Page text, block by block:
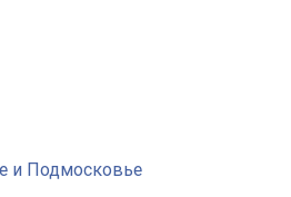
и Подмосковье